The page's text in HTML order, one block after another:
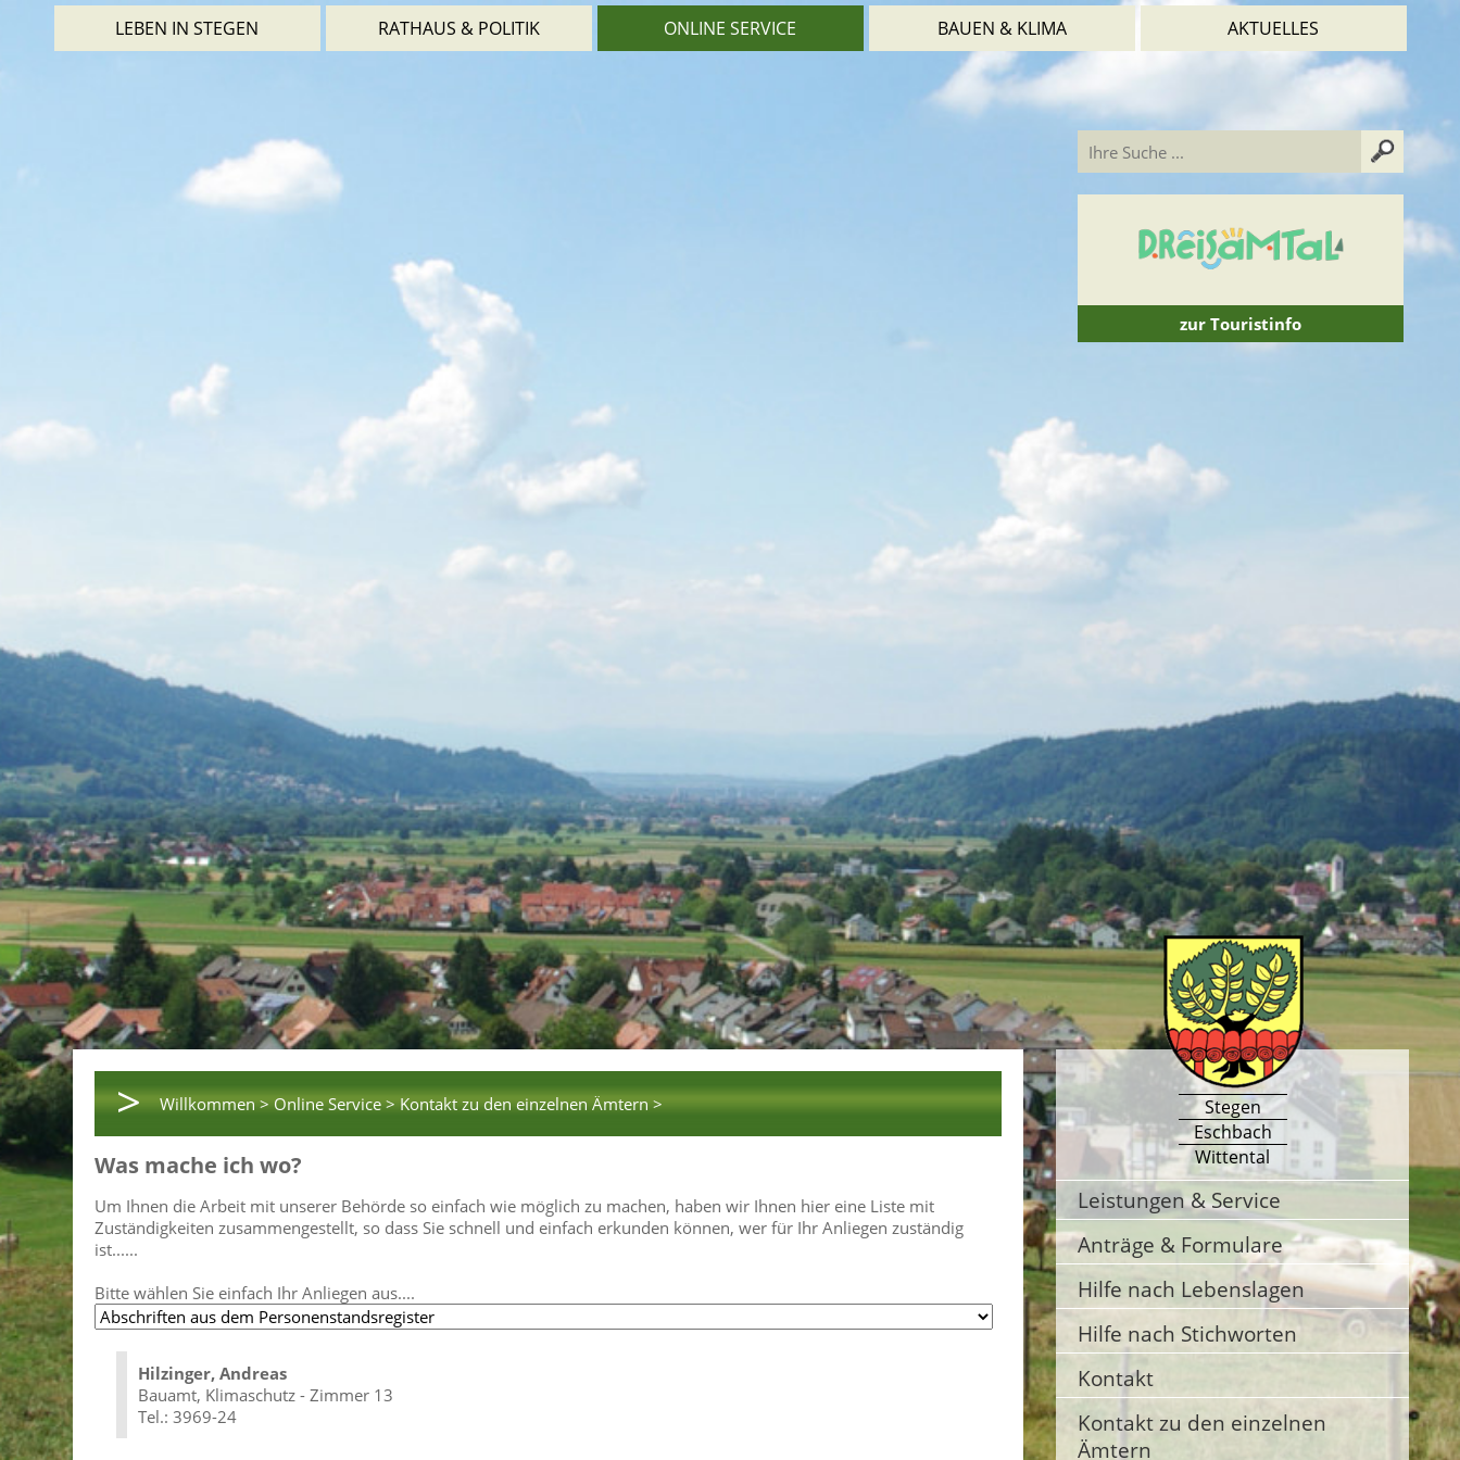
LEBEN IN STEGEN RATHAUS & POLITIK ONLINE SERVICE BAUEN & KLIMA AKTUELLES
zur Touristinfo
> Willkommen > Online Service > Kontakt zu den einzelnen Ämtern >
Was mache ich wo?
Um Ihnen die Arbeit mit unserer Behörde so einfach wie möglich zu machen, haben wir Ihnen hier eine Liste mit
Zuständigkeiten zusammengestellt, so dass Sie schnell und einfach erkunden können, wer für Ihr Anliegen zuständig
ist......
Bitte wählen Sie einfach Ihr Anliegen aus....
Hilzinger, Andreas
Bauamt, Klimaschutz - Zimmer 13
Tel.: 3969-24
Stegen
Eschbach
Wittental
Leistungen & Service
Anträge & Formulare
Hilfe nach Lebenslagen
Hilfe nach Stichworten
Kontakt
Kontakt zu den einzelnen
Ämtern